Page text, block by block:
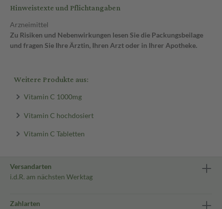
Hinweistexte und Pflichtangaben
Arzneimittel
Zu Risiken und Nebenwirkungen lesen Sie die Packungsbeilage
und fragen Sie Ihre Ärztin, Ihren Arzt oder in Ihrer Apotheke.
Weitere Produkte aus:
Vitamin C 1000mg
Vitamin C hochdosiert
Vitamin C Tabletten
Versandarten
i.d.R. am nächsten Werktag
Zahlarten